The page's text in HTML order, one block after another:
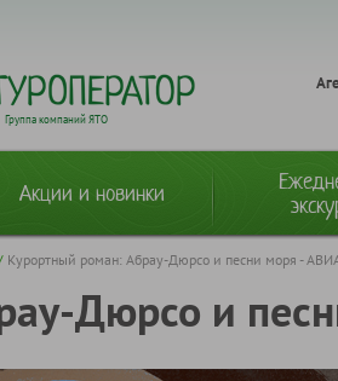
Группа компаний ЯТО
Акции и новинки
/ Курортный роман: Абрау-Дюрсо и песни моря -
Дюрсо и